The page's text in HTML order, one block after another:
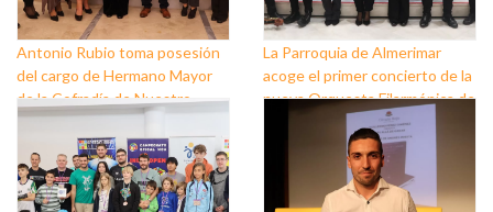
Antonio Rubio toma posesión
del cargo de Hermano Mayor
de la Cofradía de Nuestro
Padre Jesús Nazareno y
Nuestra Señora de los Dolores
de Balerma
La Parroquia de Almerimar
acoge el primer concierto de la
nueva Orquesta Filarmónica de